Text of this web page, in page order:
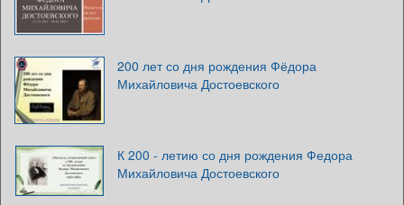
200 лет со дня рождения Фёдора
Михайловича Достоевского
К 200 - летию со дня рождения Федора
Михайловича Достоевского